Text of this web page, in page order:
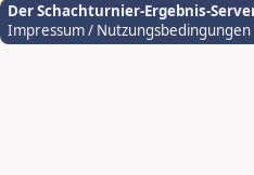
Der Schachturnier-Ergebnis-
Impressum / Nutzungsbedingungen